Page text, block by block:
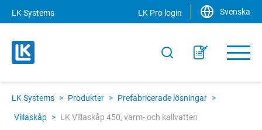
LK Systems LK Pro login Svenska
LK Systems > Produkter > Prefabricerade lösningar >
Villaskåp > LK Villaskåp 450, varm- och kallvatten